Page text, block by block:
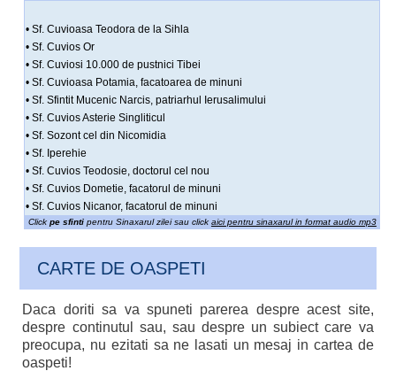
• Sf. Cuvioasa Teodora de la Sihla
• Sf. Cuvios Or
• Sf. Cuviosi 10.000 de pustnici Tibei
• Sf. Cuvioasa Potamia, facatoarea de minuni
• Sf. Sfintit Mucenic Narcis, patriarhul Ierusalimului
• Sf. Cuvios Asterie Singliticul
• Sf. Sozont cel din Nicomidia
• Sf. Iperehie
• Sf. Cuvios Teodosie, doctorul cel nou
• Sf. Cuvios Dometie, facatorul de minuni
• Sf. Cuvios Nicanor, facatorul de minuni
Click pe sfintipentru Sinaxarul zilei sau click aici pentru sinaxarul in format audio mp3
CARTE DE OASPETI
Daca doriti sa va spuneti parerea despre acest site,
despre continutul sau, sau despre un subiect care va
preocupa, nu ezitati sa ne lasati un mesaj in cartea de
oaspeti!